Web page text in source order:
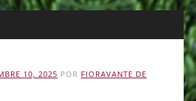
10, 2025 POR FIORAVANTE DE